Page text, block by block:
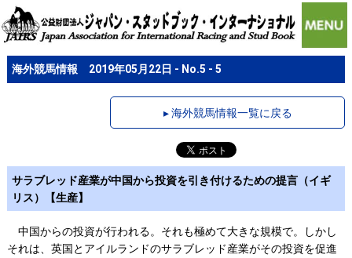
海外競馬情報 2019年05月22日 - No.5 - 5
▸ 海外競馬情報一覧に戻る
サラブレッド産業が中国から投資を引き付けるための提言（イギ
リス）【生産】
中国からの投資が行われる。それも極めて大きな規模で。しかし
それは、英国とアイルランドのサラブレッド産業がその投資を促進